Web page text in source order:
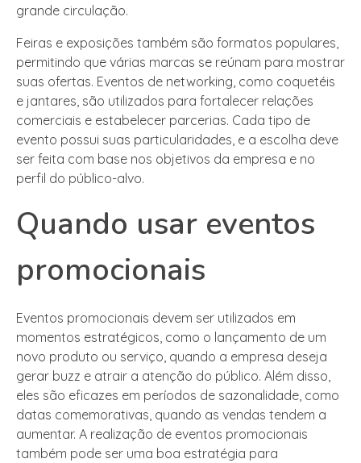
grande circulação.
Feiras e exposições também são formatos populares,
permitindo que várias marcas se reúnam para mostrar
suas ofertas. Eventos de networking, como coquetéis
e jantares, são utilizados para fortalecer relações
comerciais e estabelecer parcerias. Cada tipo de
evento possui suas particularidades, e a escolha deve
ser feita com base nos objetivos da empresa e no
perfil do público-alvo.
Quando usar eventos
promocionais
Eventos promocionais devem ser utilizados em
momentos estratégicos, como o lançamento de um
novo produto ou serviço, quando a empresa deseja
gerar buzz e atrair a atenção do público. Além disso,
eles são eficazes em períodos de sazonalidade, como
datas comemorativas, quando as vendas tendem a
aumentar. A realização de eventos promocionais
também pode ser uma boa estratégia para